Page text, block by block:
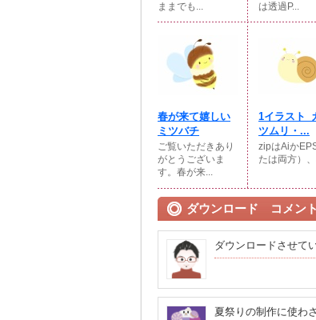
ままでも...
は透過P...
春が来て嬉しい
ミツバチ
ご覧いただきあり
がとうございま
す。春が来...
1イラスト_
ツムリ・...
zipはAiか
たは両方）
ダウンロード コメント
ダウンロードさせて
夏祭りの制作に使わ